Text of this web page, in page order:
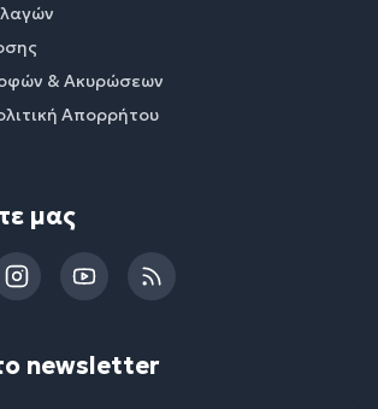
& Ακυρώσεων
Απορρήτου
μας
InstagramYouTubeRSS
newsletter